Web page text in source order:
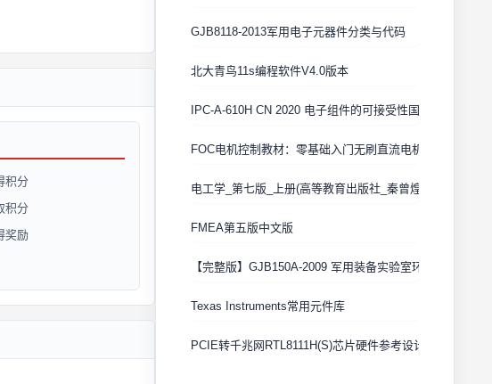
积分
积分
奖励
GJB8118-2013军用电子元器件分类与代码
北大青鸟11s编程软件V4.0版本
IPC-A-610H CN 2020 电子组件的可接受性国际验收标准
FOC电机控制教材：零基础入门无刷直流电机矢量控制技
电工学_第七版_上册(高等教育出版社_秦曾煌版)
FMEA第五版中文版
【完整版】GJB150A-2009 军用装备实验室环境试验方法
Texas Instruments常用元件库
PCIE转千兆网RTL8111H(S)芯片硬件参考设计 Cadence原